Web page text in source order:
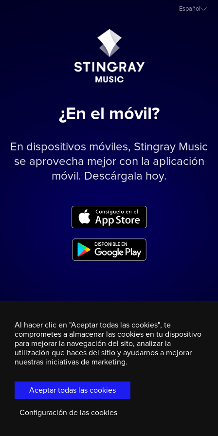
Español
¿En el móvil?
En dispositivos móviles, Stingray Music
se aprovecha mejor con la aplicación
móvil. Descárgala hoy.
Al hacer clic en "Aceptar todas las cookies", te
comprometes a almacenar las cookies en tu dispositivo
para mejorar la navegación del sito, analizar la
utilización que haces del sitio y ayudarnos a mejorar
nuestras iniciativas de marketing.
Aceptar todas las cookies
Configuración de las cookies